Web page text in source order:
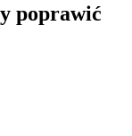
poprawić